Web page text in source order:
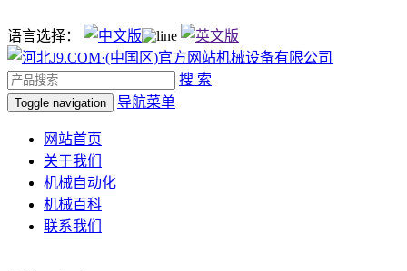
语言选择：
搜 索
Toggle navigation 导航菜单
网站首页
关于我们
机械自动化
机械百科
联系我们